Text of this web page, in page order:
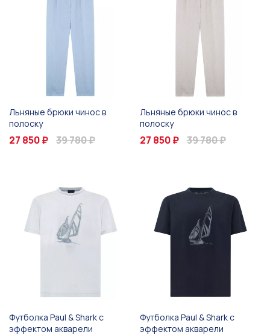
Льняные брюки чинос в
полоску
27 850 ₽ 39 780 ₽
Льняные брюки чинос в
полоску
27 850 ₽ 39 780 ₽
Футболка Paul & Shark с
эффектом акварели
Футболка Paul & Shark с
эффектом акварели